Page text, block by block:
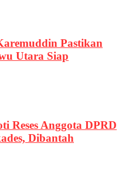
Pastikan
Utara Siap
Reses Anggota DPRD
Dibantah